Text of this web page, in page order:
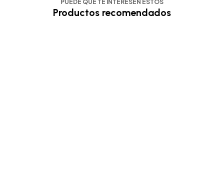
PUEDE QUE TE INTERESEN ESTOS
Productos recomendados